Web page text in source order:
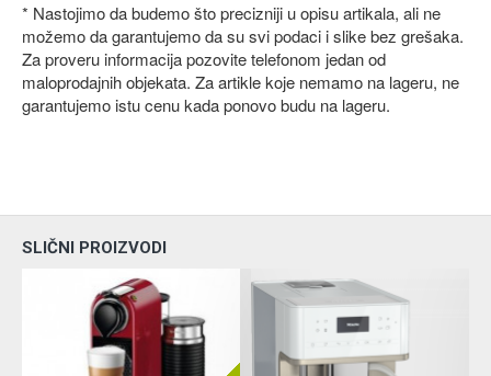
* Nastojimo da budemo što precizniji u opisu artikala, ali ne
možemo da garantujemo da su svi podaci i slike bez grešaka.
Za proveru informacija pozovite telefonom jedan od
maloprodajnih objekata. Za artikle koje nemamo na lageru, ne
garantujemo istu cenu kada ponovo budu na lageru.
SLIČNI PROIZVODI